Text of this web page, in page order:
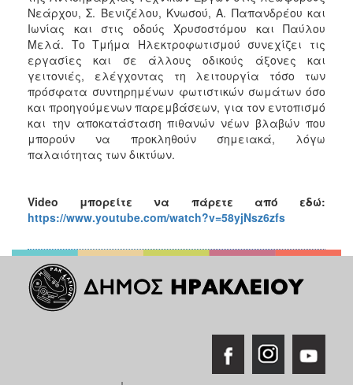
Νεάρχου, Σ. Βενιζέλου, Κνωσού, Α. Παπανδρέου και
Ιωνίας και στις οδούς Χρυσοστόμου και Παύλου
Μελά. Το Τμήμα Ηλεκτροφωτισμού συνεχίζει τις
εργασίες και σε άλλους οδικούς άξονες και
γειτονιές, ελέγχοντας τη λειτουργία τόσο των
πρόσφατα συντηρημένων φωτιστικών σωμάτων όσο
και προηγούμενων παρεμβάσεων, για τον εντοπισμό
και την αποκατάσταση πιθανών νέων βλαβών που
μπορούν να προκληθούν σημειακά, λόγω
παλαιότητας των δικτύων.
Video μπορείτε να πάρετε από εδώ:
https://www.youtube.com/watch?v=58yjNsz6zfs